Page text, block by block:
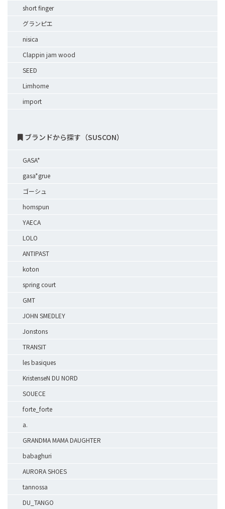
short finger
グランピエ
nisica
Clappin jam wood
SEED
Limhome
import
ブランドから探す（SUSCON）
GASA*
gasa*grue
ゴーシュ
homspun
YAECA
LOLO
ANTIPAST
koton
spring court
GMT
JOHN SMEDLEY
Jonstons
TRANSIT
les basiques
KristenseN DU NORD
SOUECE
forte_forte
a.
GRANDMA MAMA DAUGHTER
babaghuri
AURORA SHOES
tannossa
DU_TANGO